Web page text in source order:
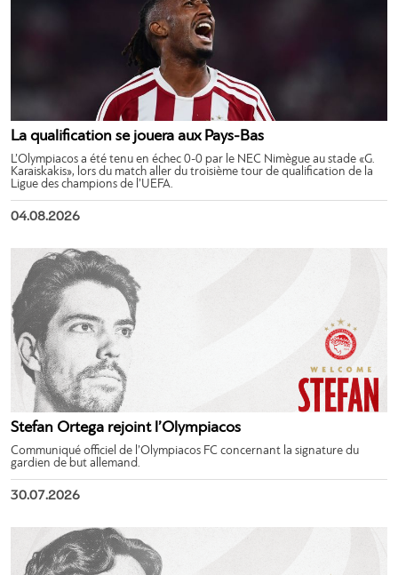
La qualification se jouera aux Pays-Bas
L’Olympiacos a été tenu en échec 0-0 par le NEC Nimègue au stade «G.
Karaiskakis», lors du match aller du troisième tour de qualification de la
Ligue des champions de l’UEFA.
04.08.2026
Stefan Ortega rejoint l’Olympiacos
Communiqué officiel de l’Olympiacos FC concernant la signature du
gardien de but allemand.
30.07.2026